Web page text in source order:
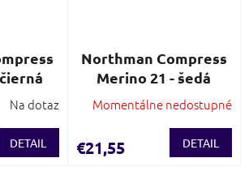
Na dotaz
DETAIL
Northman Compress
Merino 21 - šedá
Momentálne nedostupné
€21,55 DETAIL